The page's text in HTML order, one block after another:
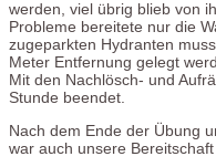
werden, viel übrig blieb von
Probleme bereitete nur die
zugeparkten Hydranten
Meter Entfernung gelegt
Mit den Nachlösch- und
Stunde beendet.
Nach dem Ende der Übung
war auch unsere Bereitschaft